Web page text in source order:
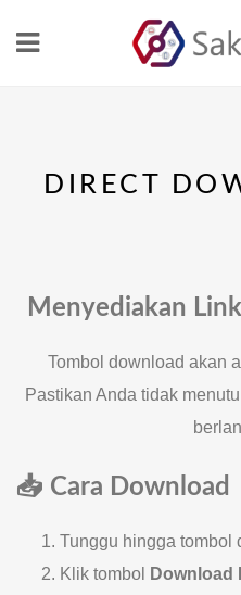
DIRECT
Menyediakan
Tombol download akan
Pastikan Anda tidak
📥 Cara Download
Tunggu hingga tombol
Klik tombol
Download